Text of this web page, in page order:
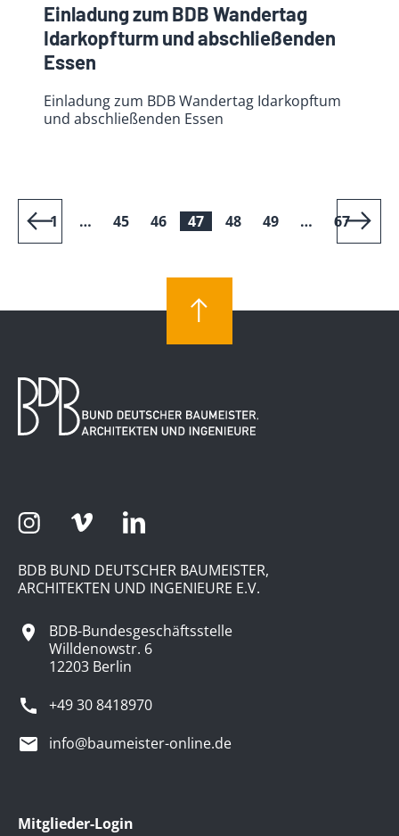
Einladung zum BDB Wandertag
Idarkopfturm und abschließenden
Essen
Einladung zum BDB Wandertag Idarkopftum
und abschließenden Essen
1 … 45 46 47 48 49 … 67
BDB BUND DEUTSCHER BAUMEISTER,
ARCHITEKTEN UND INGENIEURE E.V.
BDB-Bundesgeschäftsstelle
Willdenowstr. 6
12203 Berlin
+49 30 8418970
info@baumeister-online.de
Mitglieder-Login